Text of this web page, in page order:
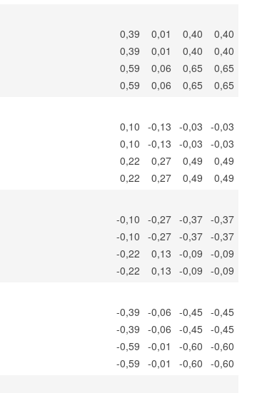
0,39 0,01 0,40
0,40
0,39 0,01 0,40
0,40
0,59 0,06 0,65
0,65
0,59 0,06 0,65
0,65
0,10 -0,13 -0,03 -0,03
0,10 -0,13 -0,03 -0,03
0,22 0,27 0,49
0,49
0,22 0,27 0,49
0,49
-0,10 -0,27 -0,37 -0,37
-0,10 -0,27 -0,37 -0,37
-0,22 0,13 -0,09 -0,09
-0,22 0,13 -0,09 -0,09
-0,39 -0,06 -0,45 -0,45
-0,39 -0,06 -0,45 -0,45
-0,59 -0,01 -0,60 -0,60
-0,59 -0,01 -0,60 -0,60